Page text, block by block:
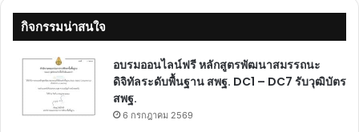
กิจกรรมน่าสนใจ
อบรมออนไลน์ฟรี หลักสูตรพัฒนาสมรรถนะ
ดิจิทัลระดับพื้นฐาน สพฐ. DC1 – DC7 รับวุฒิบัตร
สพฐ.
6 กรกฎาคม 2569